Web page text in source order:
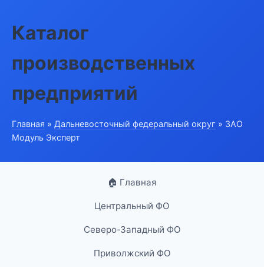
Каталог
производственных
предприятий
Главная » Дальневосточный федеральный округ » ЗАО
Модуль Эксперт
🏠 Главная
Центральный ФО
Северо-Западный ФО
Приволжский ФО